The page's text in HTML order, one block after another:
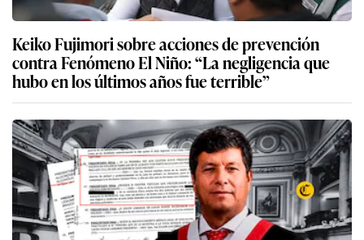
Keiko Fujimori sobre acciones de prevención
contra Fenómeno El Niño: “La negligencia que
hubo en los últimos años fue terrible”